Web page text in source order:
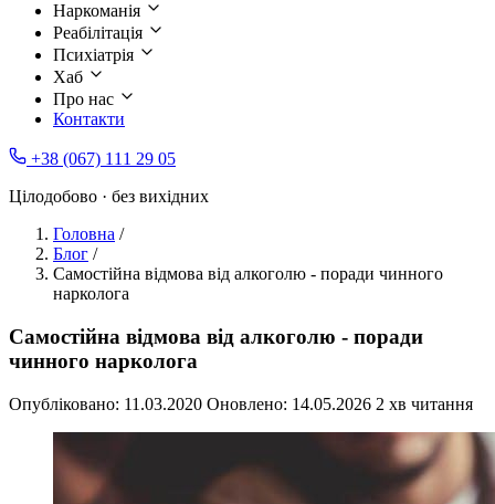
Наркоманія
Реабілітація
Психіатрія
Хаб
Про нас
Контакти
+38 (067) 111 29 05
Цілодобово · без вихідних
Головна /
Блог /
Самостійна відмова від алкоголю - поради чинного
нарколога
Самостійна відмова від алкоголю - поради
чинного нарколога
Опубліковано: 11.03.2020 Оновлено: 14.05.2026 2 хв читання